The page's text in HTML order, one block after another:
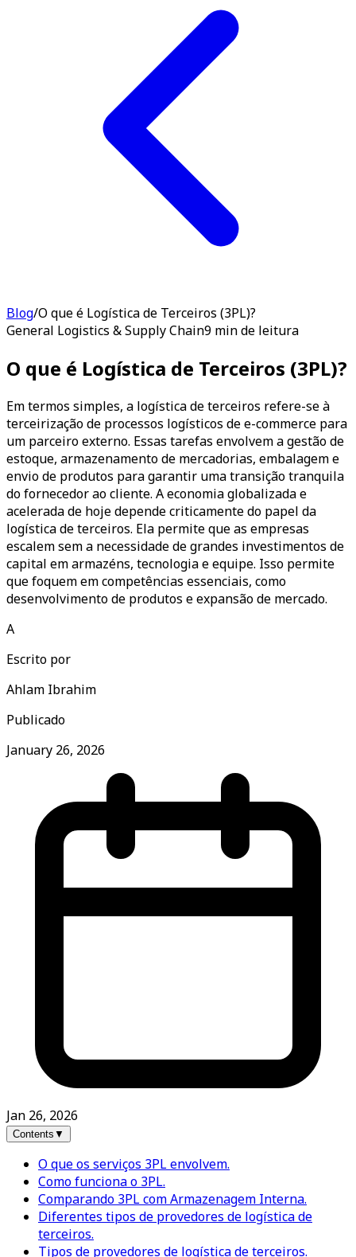
Blog/O que é Logística de Terceiros (3PL)?
General Logistics & Supply Chain9 min de leitura
O que é Logística de Terceiros (3PL)?
Em termos simples, a logística de terceiros refere-se à
terceirização de processos logísticos de e-commerce para
um parceiro externo. Essas tarefas envolvem a gestão de
estoque, armazenamento de mercadorias, embalagem e
envio de produtos para garantir uma transição tranquila
do fornecedor ao cliente. A economia globalizada e
acelerada de hoje depende criticamente do papel da
logística de terceiros. Ela permite que as empresas
escalem sem a necessidade de grandes investimentos de
capital em armazéns, tecnologia e equipe. Isso permite
que foquem em competências essenciais, como
desenvolvimento de produtos e expansão de mercado.
A
Escrito por
Ahlam Ibrahim
Publicado
January 26, 2026
Jan 26, 2026
Contents ▼
O que os serviços 3PL envolvem.
Como funciona o 3PL.
Comparando 3PL com Armazenagem Interna.
Diferentes tipos de provedores de logística de
terceiros.
Tipos de provedores de logística de terceiros.